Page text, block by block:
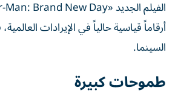
أرقاماً قياسية حالياً في الإيرادات
السينما.
طموحات كبيرة